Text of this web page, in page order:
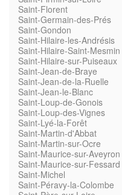
Saint-Florent
Saint-Germain-des-Prés
Saint-Gondon
Saint-Hilaire-les-Andrésis
Saint-Hilaire-Saint-Mesmin
Saint-Hilaire-sur-Puiseaux
Saint-Jean-de-Braye
Saint-Jean-de-la-Ruelle
Saint-Jean-le-Blanc
Saint-Loup-de-Gonois
Saint-Loup-des-Vignes
Saint-Lyé-la-Forêt
Saint-Martin-d'Abbat
Saint-Martin-sur-Ocre
Saint-Maurice-sur-Aveyron
Saint-Maurice-sur-Fessard
Saint-Michel
Saint-Péravy-la-Colombe